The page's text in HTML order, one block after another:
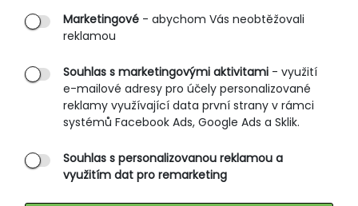
Marketingové - abychom Vás neobtěžovali
reklamou
Souhlas s marketingovými aktivitami - využití
e-mailové adresy pro účely personalizované
reklamy využívající data první strany v rámci
systémů Facebook Ads, Google Ads a Sklik.
Souhlas s personalizovanou reklamou a
využitím dat pro remarketing
PRŮVODCE NAKUPOVÁNÍM
Obchodní podmínky
Rozměrové tabulky
Způsoby doručení
Ochrana osobních údajů
SLUŽBY ZÁKAZNÍKŮM